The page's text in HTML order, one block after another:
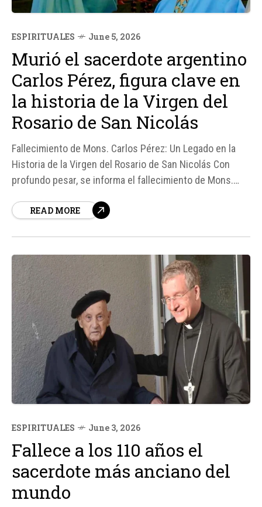
ESPIRITUALES June 5, 2026
Murió el sacerdote argentino
Carlos Pérez, figura clave en
la historia de la Virgen del
Rosario de San Nicolás
Fallecimiento de Mons. Carlos Pérez: Un Legado en la
Historia de la Virgen del Rosario de San Nicolás Con
profundo pesar, se informa el fallecimiento de Mons.
acontecimiento mariano de la Virgen del Rosario de San
READ MORE
ESPIRITUALES June 3, 2026
Fallece a los 110 años el
sacerdote más anciano del
mundo